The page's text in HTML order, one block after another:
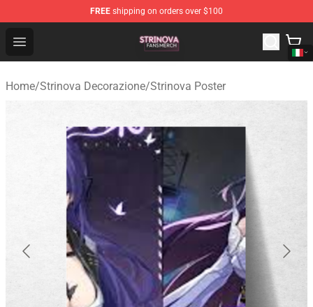
FREE shipping on orders over $100
Open menu
Strinova Shop - Official Strinova Merchandise Store
Home/Strinova Decorazione/Strinova Poster